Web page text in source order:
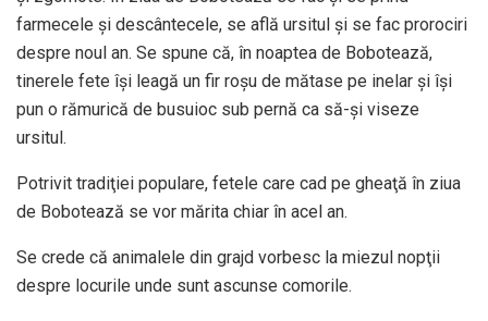
farmecele şi descântecele, se află ursitul şi se fac prorociri
despre noul an. Se spune că, în noaptea de Bobotează,
tinerele fete îşi leagă un fir roşu de mătase pe inelar şi îşi
pun o rămurică de busuioc sub pernă ca să-şi viseze
ursitul.
Potrivit tradiţiei populare, fetele care cad pe gheaţă în ziua
de Bobotează se vor mărita chiar în acel an.
Se crede că animalele din grajd vorbesc la miezul nopţii
despre locurile unde sunt ascunse comorile.